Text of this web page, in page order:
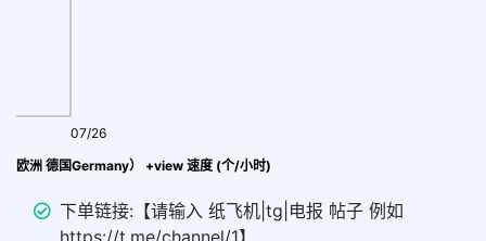
|TG|电报 分享 share (欧洲 德国Germany） +view 速度 (个/小时)
07/26
下单链接:【请输入 纸飞机|tg|电报 帖子 例如